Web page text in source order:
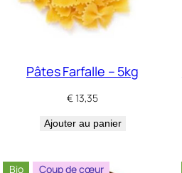
Pâtes Farfalle – 5kg
€13,35
Ajouter au panier
Bio Coup de cœur